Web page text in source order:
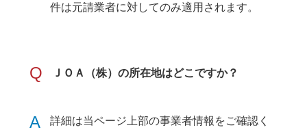
件は元請業者に対してのみ適用されます。
Q ＪＯＡ（株）の所在地はどこですか？
A
詳細は当ページ上部の事業者情報をご確認く